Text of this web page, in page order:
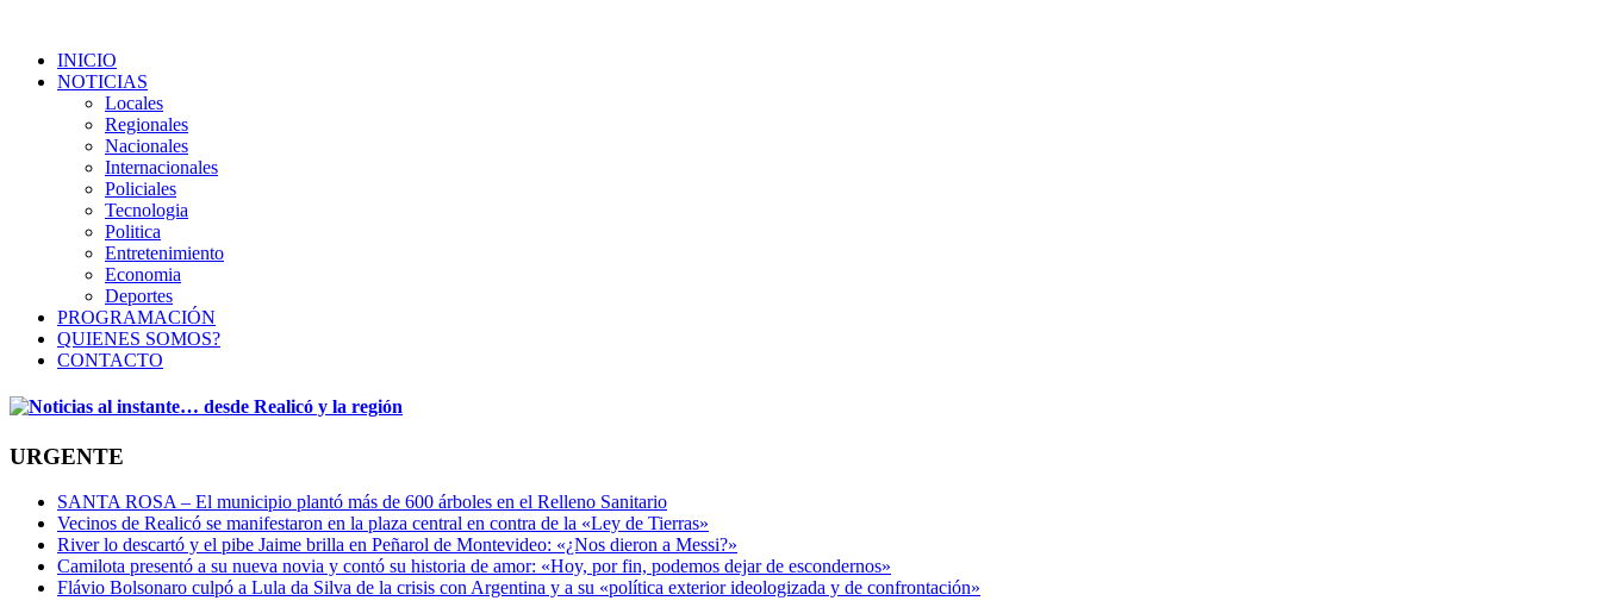
INICIO
NOTICIAS
Locales
Regionales
Nacionales
Internacionales
Policiales
Tecnologia
Politica
Entretenimiento
Economia
Deportes
PROGRAMACIÓN
QUIENES SOMOS?
CONTACTO
URGENTE
SANTA ROSA – El municipio plantó más de 600 árboles en el Relleno Sanitario
Vecinos de Realicó se manifestaron en la plaza central en contra de la «Ley de Tierras»
River lo descartó y el pibe Jaime brilla en Peñarol de Montevideo: «¿Nos dieron a Messi?»
Camilota presentó a su nueva novia y contó su historia de amor: «Hoy, por fin, podemos dejar de escondernos»
Flávio Bolsonaro culpó a Lula da Silva de la crisis con Argentina y a su «política exterior ideologizada y de confrontación»